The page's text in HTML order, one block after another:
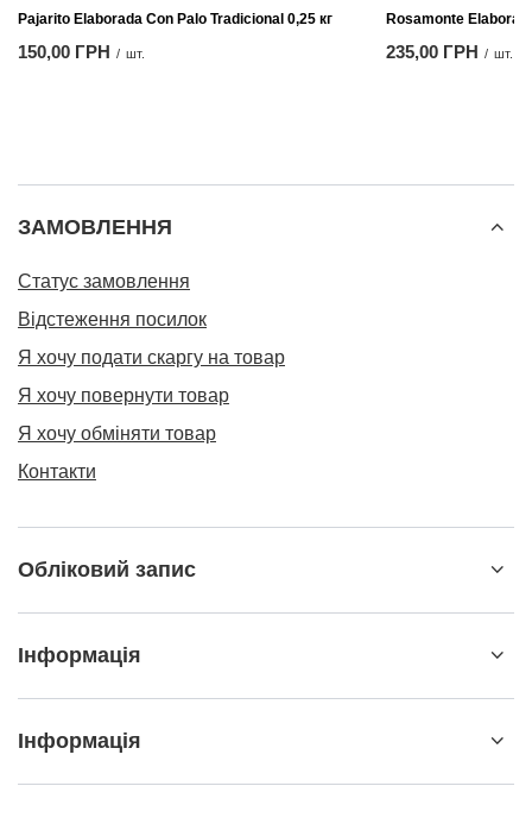
Pajarito Elaborada Con Palo Tradicional 0,25 кг
150,00 ГРН / шт.
Rosamonte
235,00 ГРН / шт.
ЗАМОВЛЕННЯ
Статус замовлення
Відстеження посилок
Я хочу подати скаргу на товар
Я хочу повернути товар
Я хочу обміняти товар
Контакти
Обліковий запис
Інформація
Інформація